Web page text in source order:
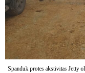
Spanduk protes akstivitas Jetty